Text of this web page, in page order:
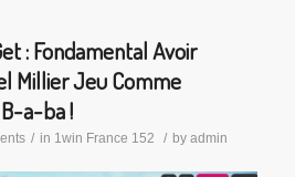
: Fondamental Avoir
Millier Jeu Comme
a-ba !
/ in 1win France 152 / by admin